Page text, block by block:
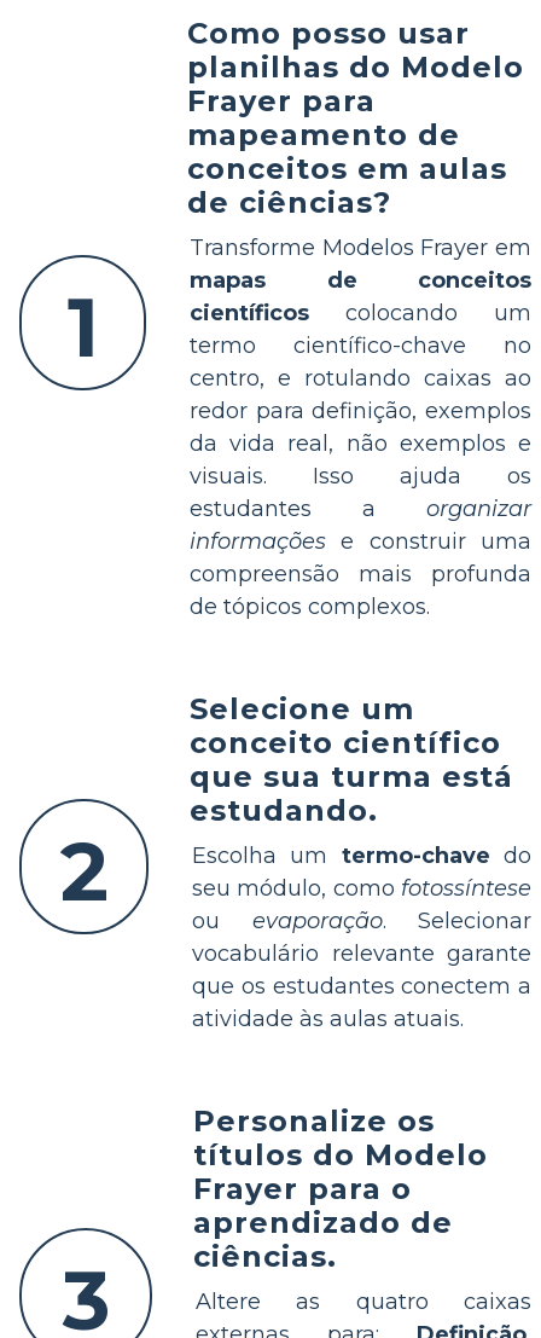
1
Como posso usar
planilhas do Modelo
Frayer para
mapeamento de
conceitos em aulas
de ciências?
Transforme Modelos Frayer em
mapas de conceitos
científicos colocando um
termo científico-chave no
centro, e rotulando caixas ao
redor para definição, exemplos
da vida real, não exemplos e
visuais. Isso ajuda os
estudantes a organizar
informações e construir uma
compreensão mais profunda
de tópicos complexos.
2
Selecione um
conceito científico
que sua turma está
estudando.
Escolha um termo-chave do
seu módulo, como fotossíntese
ou evaporação. Selecionar
vocabulário relevante garante
que os estudantes conectem a
atividade às aulas atuais.
3
Personalize os
títulos do Modelo
Frayer para o
aprendizado de
ciências.
Altere as quatro caixas